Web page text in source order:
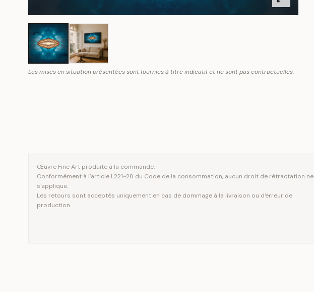
Les mises en situation présentées sont fournies à titre indicatif et ne sont pas contractuelles.
Œuvre Fine Art produite à la commande.
Conformément à l'article L221-28 du Code de la consommation, aucun droit de rétractation ne
s'applique.
Les retours sont acceptés uniquement en cas de dommage à la livraison ou d'erreur de
production.